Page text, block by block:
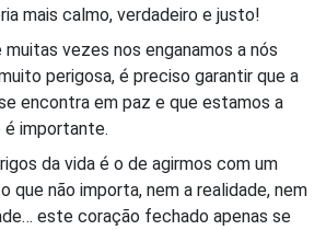
mais calmo, verdadeiro e justo!
vezes nos enganamos a nós
perigosa, é preciso garantir que a
encontra em paz e que estamos a
importante.
da vida é o de agirmos com um
que não importa, nem a realidade, nem
este coração fechado apenas se